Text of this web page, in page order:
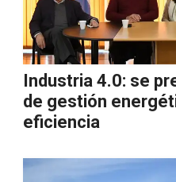
Industria 4.0: se
de gestión
eficiencia